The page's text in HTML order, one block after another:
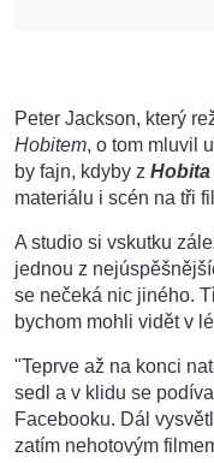
Peter Jackson, který
Hobitem, o tom mluvil
by fajn, kdyby z Hobita
materiálu i scén na tři
A studio si vskutku
jednou z
se nečeká nic jiného.
bychom mohli vidět v
"Teprve až na konci
sedl a v klidu se
Facebooku. Dál
zatím nehotovým